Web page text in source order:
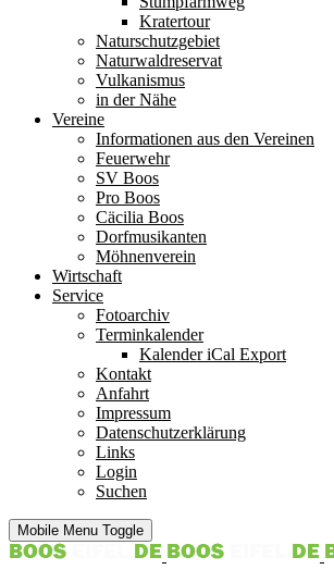
Kratertour
Naturschutzgebiet
Naturwaldreservat
Vulkanismus
in der Nähe
Vereine
Informationen aus den Vereinen
Feuerwehr
SV Boos
Pro Boos
Cäcilia Boos
Dorfmusikanten
Möhnenverein
Wirtschaft
Service
Fotoarchiv
Terminkalender
Kalender iCal Export
Kontakt
Anfahrt
Impressum
Datenschutzerklärung
Links
Login
Suchen
Mobile Menu Toggle